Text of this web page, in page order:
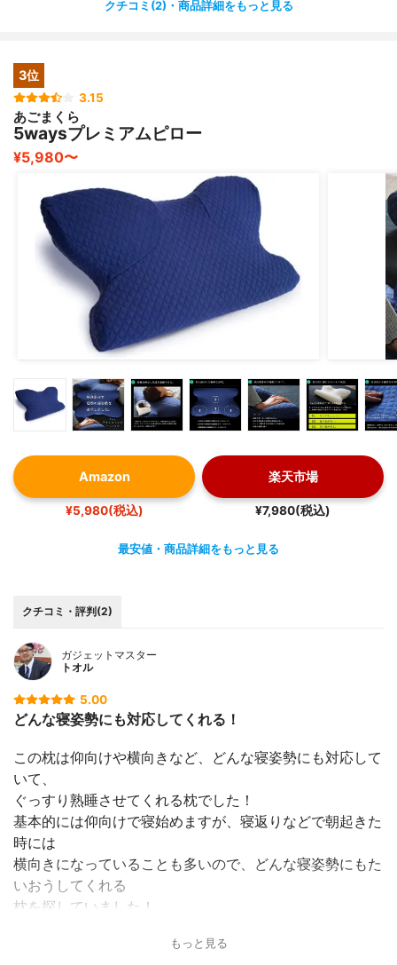
効果はまだわかりませんが、確実にリラックスして熟睡で
枕としては価格は少し高いですが、横向き寝でお悩みが少
しでも
ある方にはとてもおすすめです?
クチコミ(2)・商品詳細をもっと見る
3位
3.15
あごまくら
5waysプレミアムピロー
¥5,980〜
Amazon
¥5,980(税込)
楽天市場
¥7,980(税込)
最安値・商品詳細をもっと見る
クチコミ・評判(2)
ガジェットマスター
トオル
5.00
どんな寝姿勢にも対応してくれる！
この枕は仰向けや横向きなど、どんな寝姿勢にも対応して
いて、
ぐっすり熟睡させてくれる枕でした！
基本的には仰向けで寝始めますが、寝返りなどで朝起きた
時には
横向きになっていることも多いので、どんな寝姿勢にもた
いおうしてくれる
枕を探していました！
カーブしている側を首側にして使用しますが、仰向けだと
もっと見る